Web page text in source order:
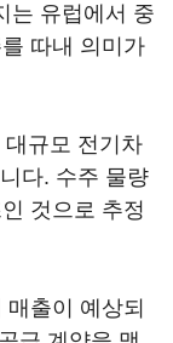
는 유럽에서 중
따내 의미가
규모 전기차
다. 수주 물량
것으로 추정
출이 예상되